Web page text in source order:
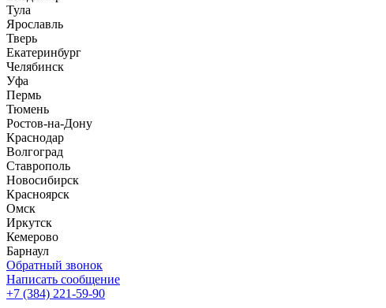
Тула
Ярославль
Тверь
Екатеринбург
Челябинск
Уфа
Пермь
Тюмень
Ростов-на-Дону
Краснодар
Волгоград
Ставрополь
Новосибирск
Красноярск
Омск
Иркутск
Кемерово
Барнаул
Обратный звонок
Написать сообщение
+7 (384) 221-59-90